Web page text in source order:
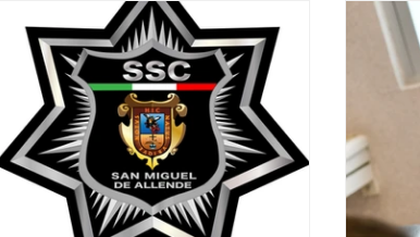
Social Publicaciones Administración Pública
Comunidades rurales